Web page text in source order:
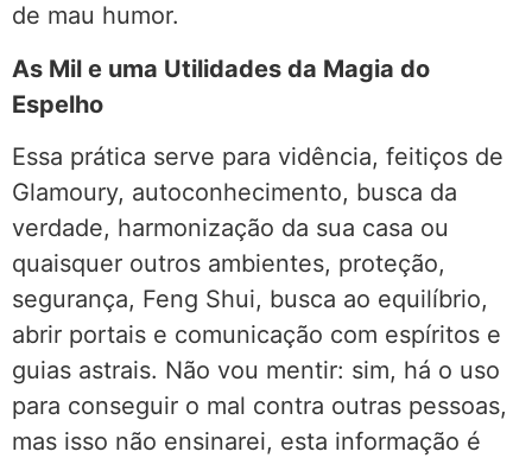
de mau humor.
As Mil e uma Utilidades da Magia do
Espelho
Essa prática serve para vidência, feitiços de
Glamoury, autoconhecimento, busca da
verdade, harmonização da sua casa ou
quaisquer outros ambientes, proteção,
segurança, Feng Shui, busca ao equilíbrio,
abrir portais e comunicação com espíritos e
guias astrais. Não vou mentir: sim, há o uso
para conseguir o mal contra outras pessoas,
mas isso não ensinarei, esta informação é